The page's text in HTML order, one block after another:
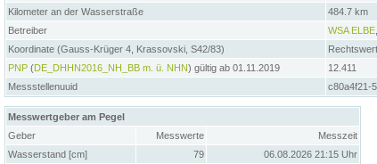
Kilometer an der Wasserstraße
484.7 km
Betreiber
WSA ELBE
Koordinate (Gauss-Krüger 4, Krassovski, S42/83)
PNP (DE_DHHN2016_NH_BB m. ü. NHN) gültig ab 01.11.2019
12.411
Messstellenuuid
c80a4f21-
Messwertgeber am Pegel
Geber
Messwerte
Messzeit
Wasserstand [cm]
79 06.08.2026 21:15 Uhr